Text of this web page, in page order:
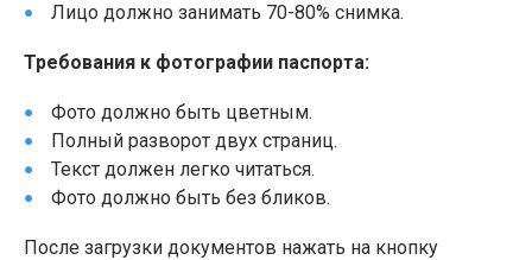
Лицо должно занимать 70-80% снимка.
Требования к фотографии паспорта:
Фото должно быть цветным.
Полный разворот двух страниц.
Текст должен легко читаться.
Фото должно быть без бликов.
После загрузки документов нажать на кнопку